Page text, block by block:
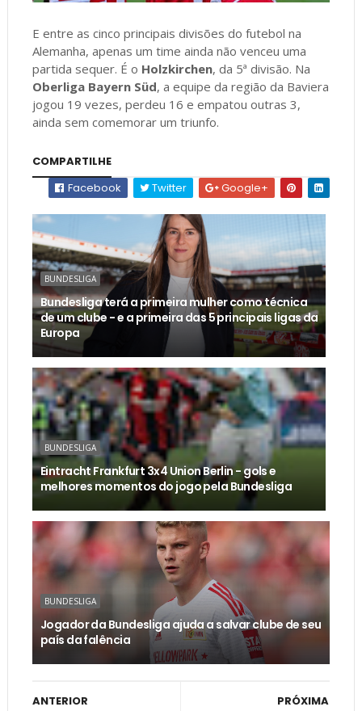
E entre as cinco principais divisões do futebol na
Alemanha, apenas um time ainda não venceu uma
partida sequer. É o Holzkirchen, da 5ª divisão. Na
Oberliga Bayern Süd, a equipe da região da Baviera
jogou 19 vezes, perdeu 16 e empatou outras 3,
ainda sem comemorar um triunfo.
COMPARTILHE
Facebook
Twitter Google+
BUNDESLIGA
Bundesliga terá a primeira mulher como técnica
de um clube - e a primeira das 5 principais ligas da
Europa
BUNDESLIGA
Eintracht Frankfurt 3x4 Union Berlin - gols e
melhores momentos do jogo pela Bundesliga
BUNDESLIGA
Jogador da Bundesliga ajuda a salvar clube de seu
país da falência
PRÓXIMA
ANTERIOR